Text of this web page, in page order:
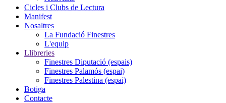
Cicles i Clubs de Lectura
Manifest
Nosaltres
La Fundació Finestres
L'equip
Llibreries
Finestres Diputació (espais)
Finestres Palamós (espai)
Finestres Palestina (espai)
Botiga
Contacte